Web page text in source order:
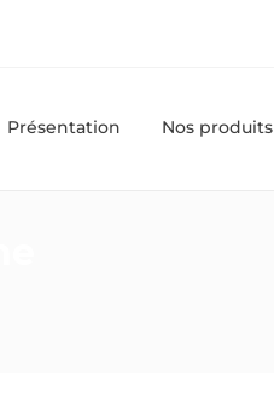
Présentation Nos produits